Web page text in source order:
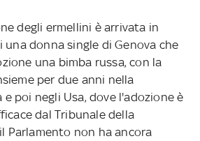
degli ermellini è arrivata in
una donna single di Genova che
una bimba russa, con la
per due anni nella
e poi negli Usa, dove l'adozione è
dal Tribunale della
Parlamento non ha ancora